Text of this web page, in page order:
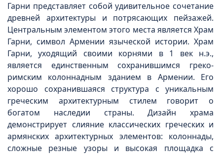
Гарни представляет собой удивительное сочетание
древней архитектуры и потрясающих пейзажей.
Центральным элементом этого места является Храм
Гарни, символ Армении языческой истории. Храм
Гарни, уходящий своими корнями в 1 век н.э.,
является единственным сохранившимся греко-
римским колоннадным зданием в Армении. Его
хорошо сохранившаяся структура с уникальным
греческим архитектурным стилем говорит о
богатом наследии страны. Дизайн храма
демонстрирует слияние классических греческих и
армянских архитектурных элементов: колоннады,
сложные резные узоры и высокая площадка с